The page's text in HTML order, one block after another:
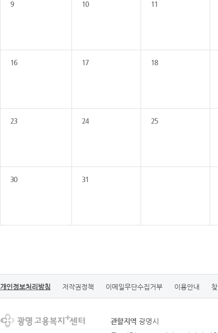
9 10 11
16 17 18
23 24 25
30 31
개인정보처리방침 저작권정책 이메일무단수집거부 이용안내
관할지역 광명시